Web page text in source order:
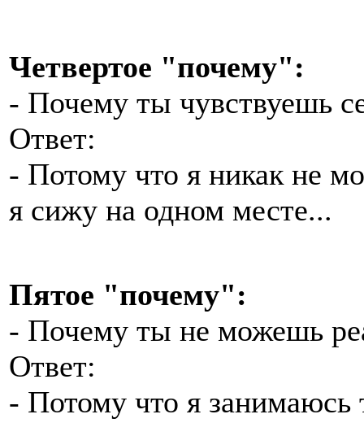
Четвертое "почему":
- Почему ты чувствуешь
Ответ:
- Потому что я никак не
я сижу на одном месте...
Пятое "почему":
- Почему ты не можешь
Ответ:
- Потому что я занимаюсь